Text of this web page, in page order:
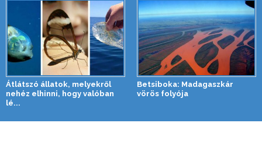
Átlátszó állatok, melyekről
nehéz elhinni, hogy valóban
lé...
Betsiboka: Madagaszkár
vörös folyója